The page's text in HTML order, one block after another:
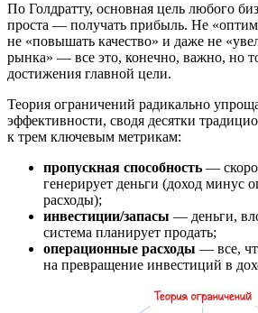
По Голдратту, основная цель любого
проста — получать прибыль. Не
не «повышать качество» и даже не
рынка» — все это, конечно, важно, но
достижения главной цели.
Теория ограничений радикально
эффективности, сводя десятки
к трем ключевым метрикам:
пропускная способность —
генерирует деньги (доход минус
расходы);
инвестиции/запасы — деньги,
система планирует продать;
операционные расходы — все,
на превращение инвестиций в